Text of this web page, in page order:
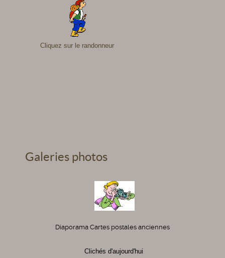
Cliquez sur le randonneur
Galeries photos
Diaporama Cartes postales anciennes
Clichés d'aujourd'hui